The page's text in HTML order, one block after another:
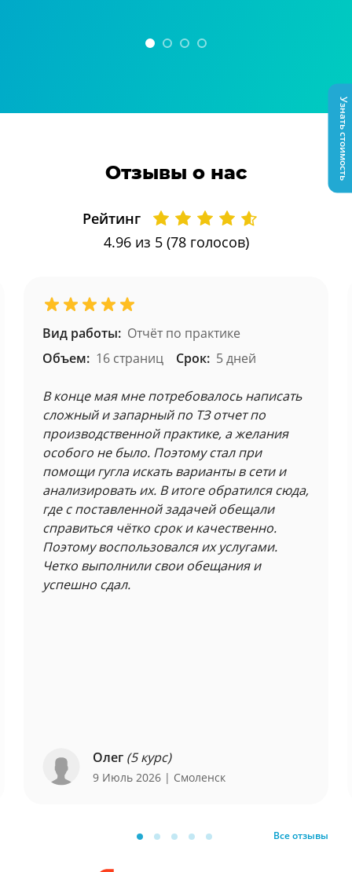
Отзывы о нас
Рейтинг
4.96из 5 (78 голосов)
Вид работы: Отчёт по практике
Объем: 16 страниц Срок: 5 дней
В конце мая мне потребовалось написать
сложный и запарный по ТЗ отчет по
производственной практике, а желания
особого не было. Поэтому стал при
помощи гугла искать варианты в сети и
анализировать их. В итоге обратился сюда,
где с поставленной задачей обещали
справиться чётко срок и качественно.
Поэтому воспользовался их услугами.
Четко выполнили свои обещания и
успешно сдал.
Олег (5 курс)
9 Июль 2026 | Смоленск
Все отзывы
Узнать стоимость